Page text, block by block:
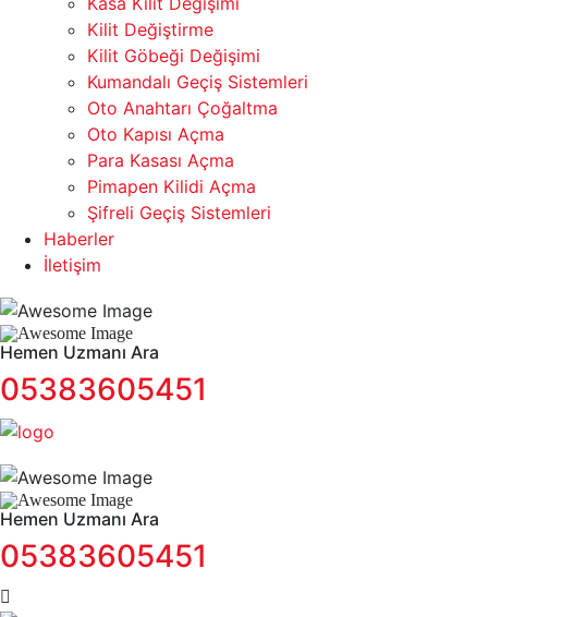
Kilit Değiştirme
Kilit Göbeği Değişimi
Kumandalı Geçiş Sistemleri
Oto Anahtarı Çoğaltma
Oto Kapısı Açma
Para Kasası Açma
Pimapen Kilidi Açma
Şifreli Geçiş Sistemleri
Haberler
İletişim
Hemen Uzmanı Ara
05383605451
Hemen Uzmanı Ara
05383605451